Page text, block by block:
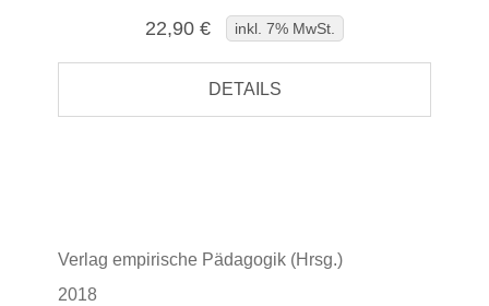
22,90 € inkl. 7% MwSt.
DETAILS
Verlag empirische Pädagogik (Hrsg.)
2018